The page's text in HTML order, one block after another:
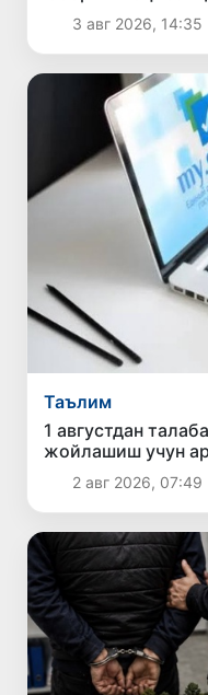
3 авг 2026, 14:35
Таълим
1 августдан
жойлашиш учун
2 авг 2026, 07:49